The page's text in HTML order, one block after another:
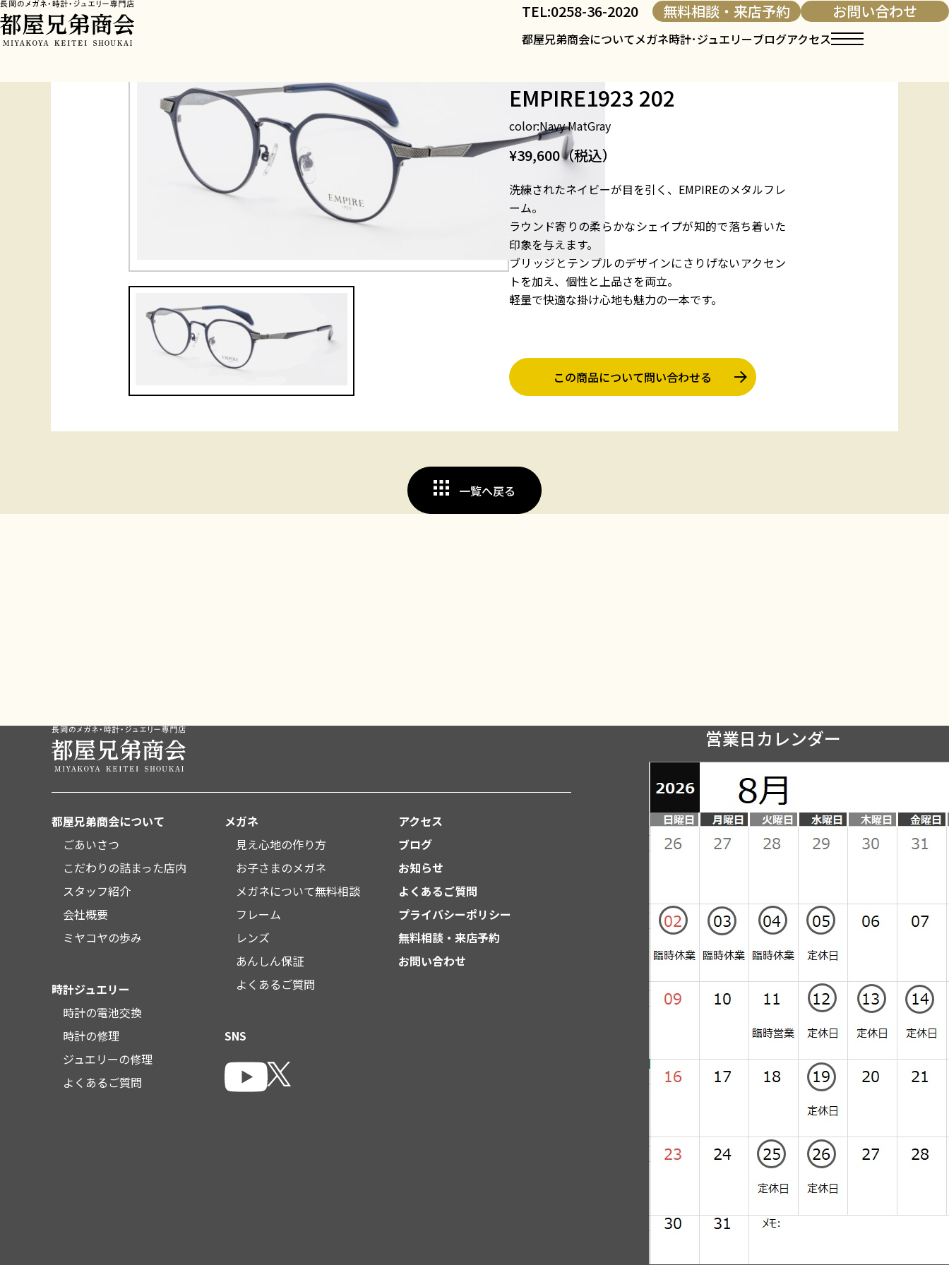
TEL:0258-36-2020 無料相談・来店予約 お問い合わせ
都屋兄弟商会についてメガネ時計･ジュエリーブログアクセス
HOME>フレーム>EMPIRE1923 202
EMPIRE1923 202
color:Navy MatGray
¥39,600（税込）
洗練されたネイビーが目を引く、EMPIREのメタルフレ
ーム。
ラウンド寄りの柔らかなシェイプが知的で落ち着いた
印象を与えます。
ブリッジとテンプルのデザインにさりげないアクセン
トを加え、個性と上品さを両立。
軽量で快適な掛け心地も魅力の一本です。
この商品について問い合わせる
一覧へ戻る
都屋兄弟商会について
ごあいさつ
こだわりの詰まった店内
スタッフ紹介
会社概要
ミヤコヤの歩み
時計ジュエリー
時計の電池交換
時計の修理
ジュエリーの修理
よくあるご質問
メガネ
見え心地の作り方
お子さまのメガネ
メガネについて無料相談
フレーム
レンズ
あんしん保証
よくあるご質問
SNS
アクセス
ブログ
お知らせ
よくあるご質問
プライバシーポリシー
無料相談・来店予約
お問い合わせ
営業日カレンダー